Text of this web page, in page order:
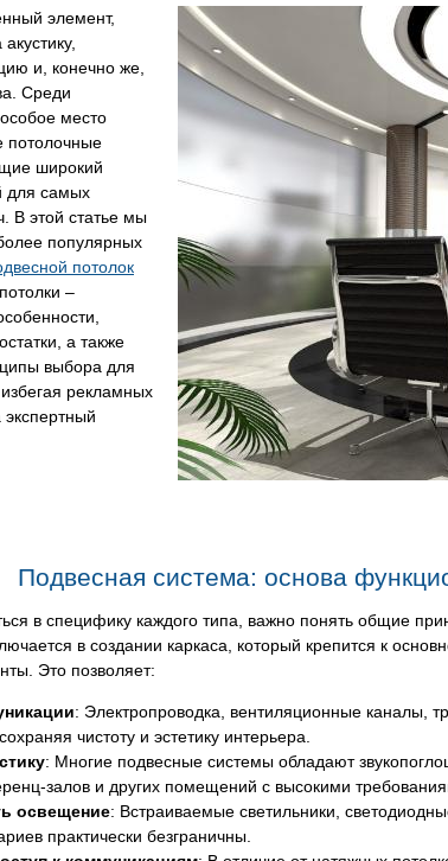
элемент,
и, конечно же,
Среди
место
потолочные
широкий
для самых
В этой статье мы
популярных
потолок
–
а также
выбора для
рекламных
Подвесная система: основа
в специфику каждого типа, важно понять общие
в создании каркаса, который крепится к
Это позволяет:
: Электропроводка, вентиляционные каналы,
чистоту и эстетику интерьера.
: Многие подвесные системы обладают
залов и других помещений с высокими
освещение: Встраиваемые светильники,
практически безграничны.